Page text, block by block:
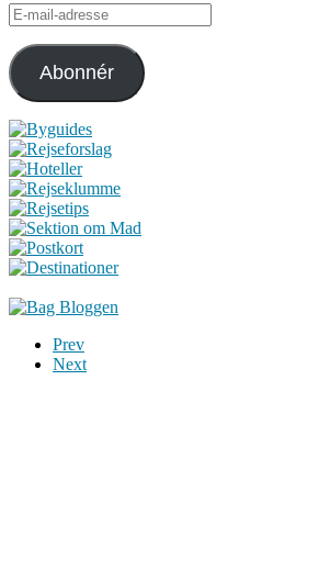
E-
mail-
adresse
Abonnér
Prev
Next